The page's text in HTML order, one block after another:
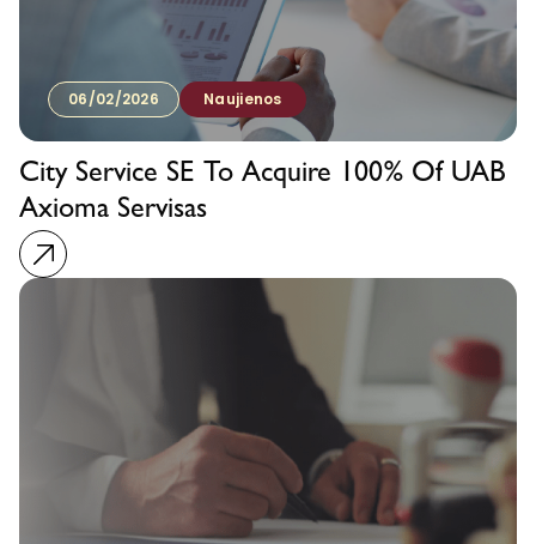
06/02/2026 Naujienos
City Service SE To Acquire 100% Of UAB
Axioma Servisas